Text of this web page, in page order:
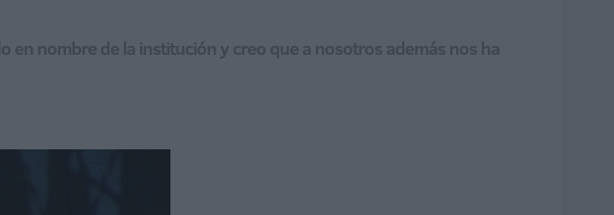
en nombre de la institución y creo que a nosotros además nos ha